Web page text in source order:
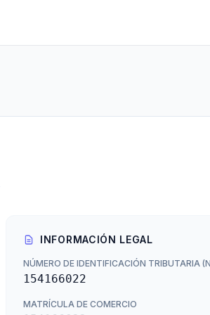
INFORMACIÓN LEGAL
NÚMERO DE IDENTIFICACIÓN TRIBUTARIA
154166022
MATRÍCULA DE COMERCIO